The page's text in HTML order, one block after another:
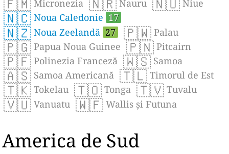
🇫🇲 Micronezia 🇳🇷 Nauru 🇳🇺 Niue
🇳🇨 Noua Caledonie 17
🇳🇿 Noua Zeelandă 27 🇵🇼 Palau
🇵🇬 Papua Noua Guinee 🇵🇳 Pitcairn
🇵🇫 Polinezia Franceză 🇼🇸 Samoa
🇦🇸 Samoa Americană 🇹🇱 Timorul de Est
🇹🇰 Tokelau 🇹🇴 Tonga 🇹🇻 Tuvalu
🇻🇺 Vanuatu 🇼🇫 Wallis și Futuna
America de Sud